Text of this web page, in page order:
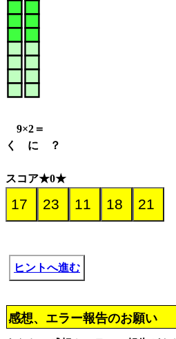
9×2＝
く に ？
スコア★0★
ヒントへ進む
感想、エラー報告のお願い